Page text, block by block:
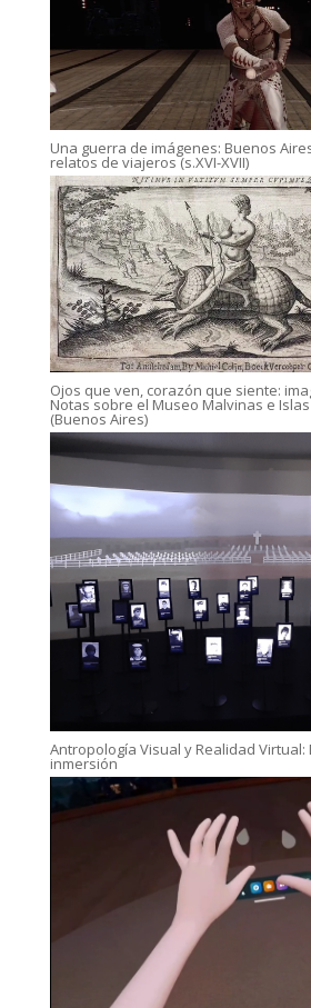
Una guerra de imágenes: Buenos
relatos de viajeros (s.XVI-XVII)
Ojos que ven, corazón que siente:
Notas sobre el Museo Malvinas e
(Buenos Aires)
Antropología Visual y Realidad Virtual:
inmersión